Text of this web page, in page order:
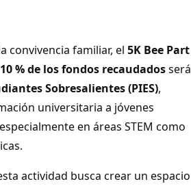
convivencia familiar, el 5K Bee Part
10 % de los fondos recaudadosserá
Sobresalientes (PIES),
universitaria a jóvenes
en áreas STEM como
actividad busca crear un espacio